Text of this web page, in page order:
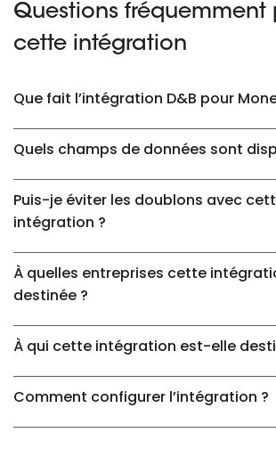
Questions fréquemment
cette intégration
Que fait l’intégration D&B pour
Quels champs de données sont
Puis-je éviter les doublons avec
intégration ?
À quelles entreprises cette
destinée ?
À qui cette intégration est-elle
Comment configurer l’intégration ?